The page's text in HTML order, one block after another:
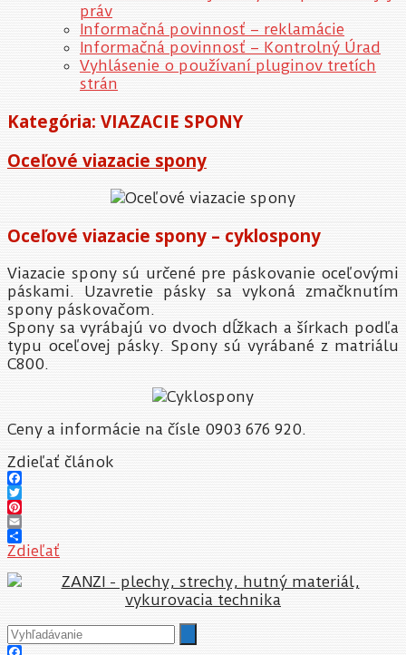
práv
Informačná povinnosť – reklamácie
Informačná povinnosť – Kontrolný Úrad
Vyhlásenie o používaní pluginov tretích
strán
Kategória: VIAZACIE SPONY
Oceľové viazacie spony
Oceľové viazacie spony – cyklospony
Viazacie spony sú určené pre páskovanie oceľovými
páskami. Uzavretie pásky sa vykoná zmačknutím
spony páskovačom.
Spony sa vyrábajú vo dvoch dĺžkach a šírkach podľa
typu oceľovej pásky. Spony sú vyrábané z matriálu
C800.
Ceny a informácie na čísle 0903 676 920.
Zdieľať článok
Facebook
Twitter
Pinterest
Email
Zdieľať